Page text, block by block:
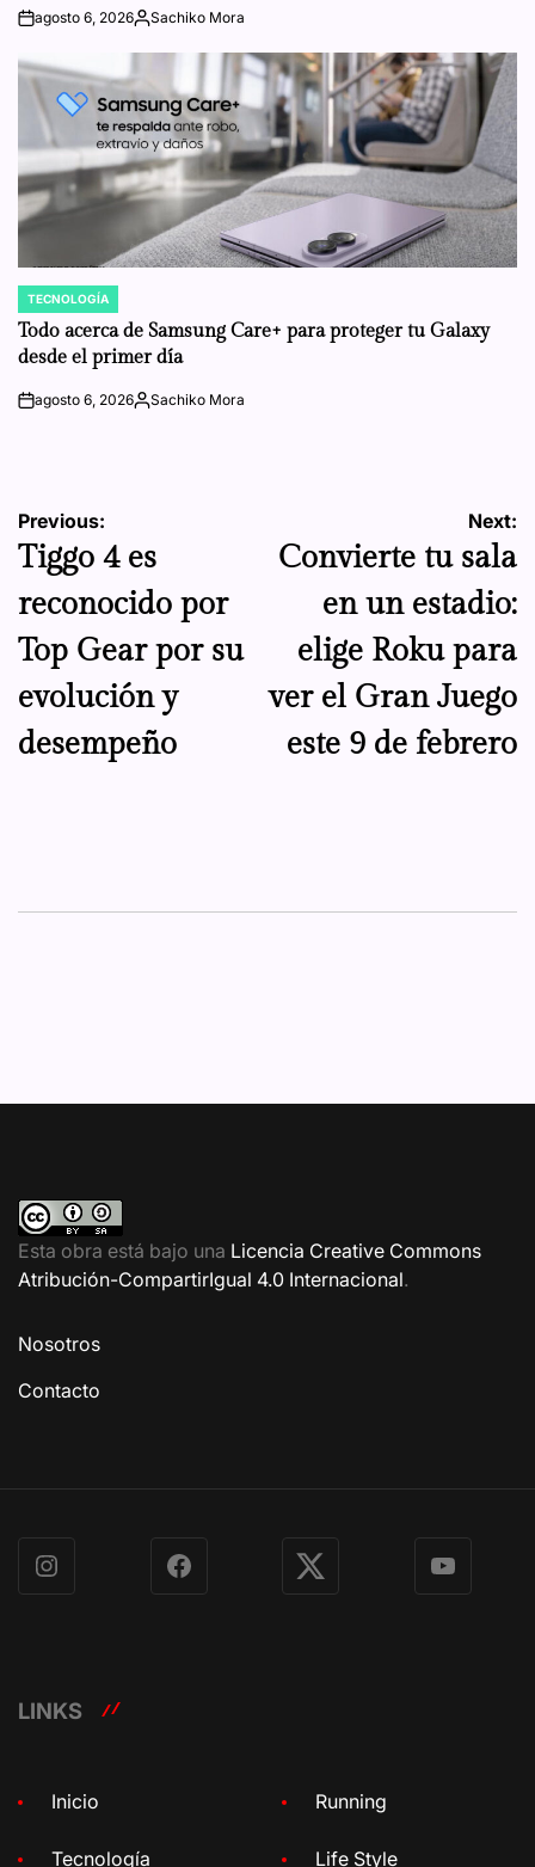
onagosto 6, 2026Posted
Sachiko Mora
POSTED
IN
TECNOLOGÍA
Todo acerca de Samsung Care+ para proteger tu Galaxy
desde el primer día
onagosto 6, 2026Posted
Sachiko Mora
Navegación
de
entradas
Previous:
Tiggo 4 es
reconocido por
Top Gear por su
evolución y
desempeño
Next:
Convierte tu sala
en un estadio:
elige Roku para
ver el Gran Juego
este 9 de febrero
Esta obra está bajo una Licencia Creative Commons
Atribución-CompartirIgual 4.0 Internacional.
Nosotros
Contacto
Instagram Facebook X YouTube
LINKS
Inicio Running
Tecnología Life Style